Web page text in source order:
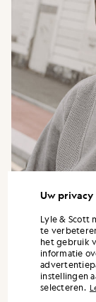
„Elk
Uw privacy
Lyle & Scott
te
het gebruik
informatie
instellingen
selecteren.